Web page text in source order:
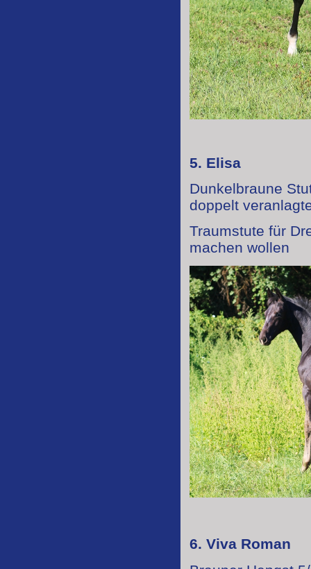
5. Elisa
Dunkelbraune
doppelt
Traumstute für
machen wollen
6. Viva Roman